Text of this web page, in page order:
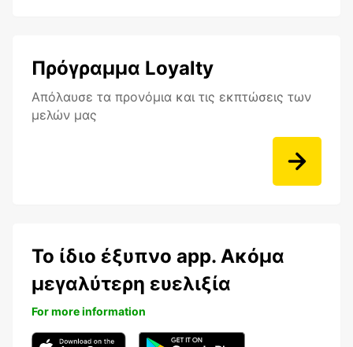
Πρόγραμμα Loyalty
Aπόλαυσε τα προνόμια και τις εκπτώσεις των
μελών μας
Το ίδιο έξυπνο app. Ακόμα
μεγαλύτερη ευελιξία
For more information